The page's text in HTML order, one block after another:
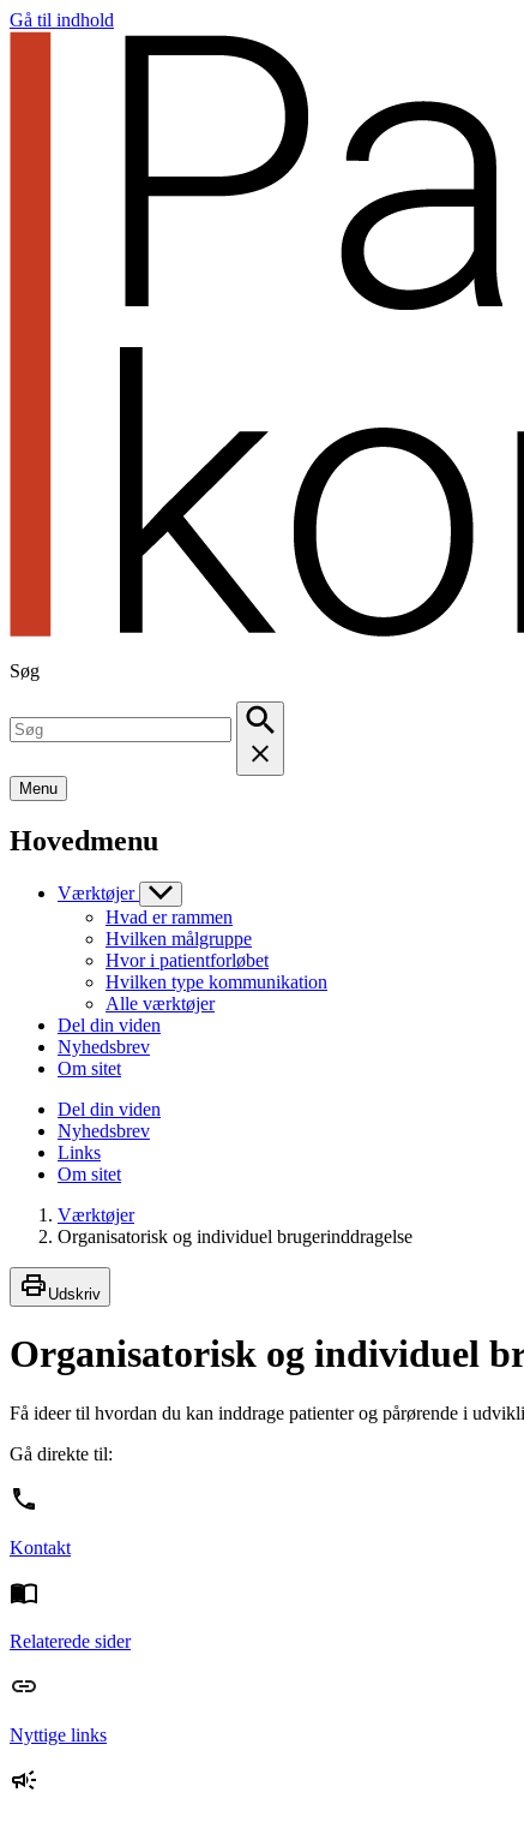
Gå til indhold
Søg
Menu
Hovedmenu
Værktøjer
Hvad er rammen
Hvilken målgruppe
Hvor i patientforløbet
Hvilken type kommunikation
Alle værktøjer
Del din viden
Nyhedsbrev
Om sitet
Del din viden
Nyhedsbrev
Links
Om sitet
Værktøjer
Organisatorisk og individuel brugerinddragelse
Udskriv
Organisatorisk og individuel
Få ideer til hvordan du kan inddrage patienter og pårørende i
Gå direkte til:
Kontakt
Relaterede sider
Nyttige links